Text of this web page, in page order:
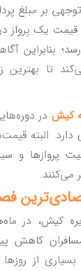
بر مبلغ
قیمت یک پرواز
بنابراین
تا بهترین
کیش در
البته
پروازها و
می‌کنند.
کیش، در
کاهش
از روزها